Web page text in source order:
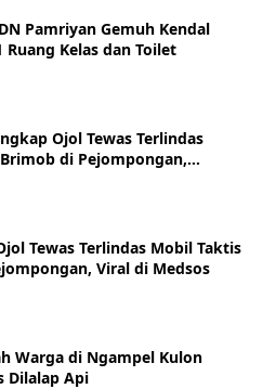
Pamriyan Gemuh Kendal
Ruang Kelas dan Toilet
Ojol Tewas Terlindas
di Pejompongan,
Antar Orderan
Tewas Terlindas Mobil Taktis
Viral di Medsos
Warga di Ngampel Kulon
Dilalap Api